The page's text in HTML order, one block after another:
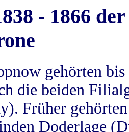
- 1866
gehörten
die beiden
Früher
Doderlage